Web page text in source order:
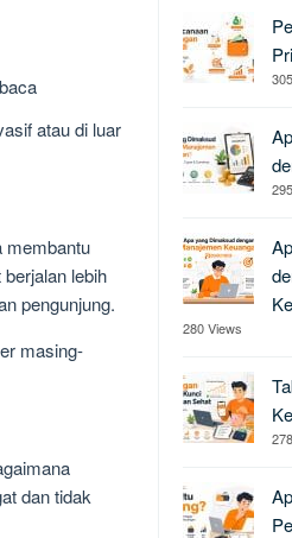
atau di luar
membantu
lebih
pengunjung.
masing-
dan tidak
280 Views